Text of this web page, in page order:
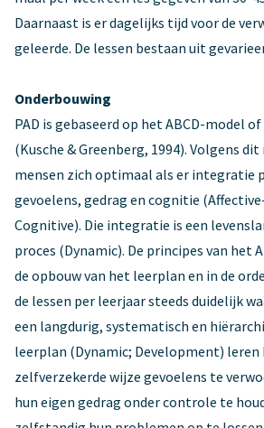
Daarnaast is er dagelijks tijd voor de
geleerde. De lessen bestaan uit
Onderbouwing
PAD is gebaseerd op het ABCD-model
(Kusche & Greenberg, 1994). Volgens
mensen zich optimaal als er integratie
gevoelens, gedrag en cognitie
Cognitive). Die integratie is een
proces (Dynamic). De principes van het
de opbouw van het leerplan en in de
de lessen per leerjaar steeds duidelijk
een langdurig, systematisch en
leerplan (Dynamic; Development) leren
zelfverzekerde wijze gevoelens te
hun eigen gedrag onder controle te